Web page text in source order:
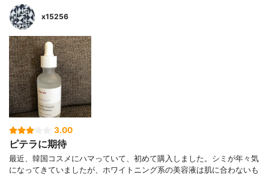
x15256
3.00
ピテラに期待
最近、韓国コスメにハマっていて、初めて購入しました。シミが年々気
になってきていましたが、ホワイトニング系の美容液は肌に合わないも